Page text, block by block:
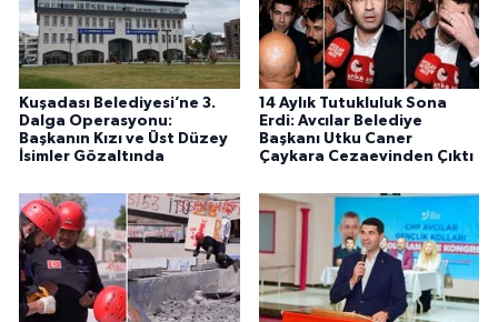
Kuşadası Belediyesi’ne 3.
Dalga Operasyonu:
Başkanın Kızı ve Üst Düzey
İsimler Gözaltında
14 Aylık Tutukluluk Sona
Erdi: Avcılar Belediye
Başkanı Utku Caner
Çaykara Cezaevinden Çıktı